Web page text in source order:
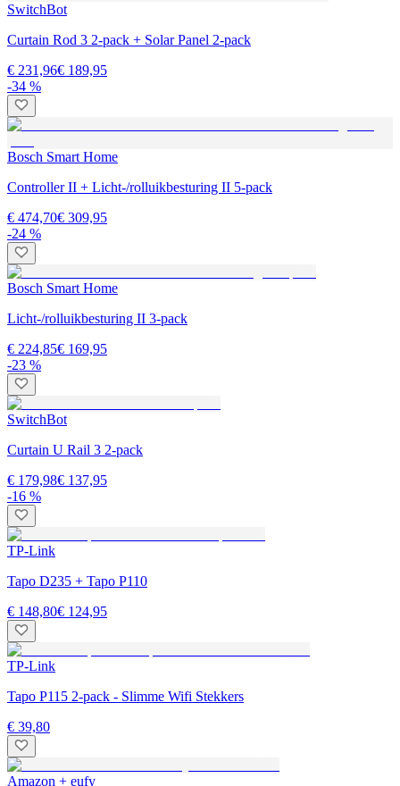
SwitchBot
Curtain Rod 3 2-pack + Solar Panel 2-pack
€ 231,96€ 189,95
-34 %
Bosch Smart Home
Controller II + Licht-/rolluikbesturing II 5-pack
€ 474,70€ 309,95
-24 %
Bosch Smart Home
Licht-/rolluikbesturing II 3-pack
€ 224,85€ 169,95
-23 %
SwitchBot
Curtain U Rail 3 2-pack
€ 179,98€ 137,95
-16 %
TP-Link
Tapo D235 + Tapo P110
€ 148,80€ 124,95
TP-Link
Tapo P115 2-pack - Slimme Wifi Stekkers
€ 39,80
Amazon + eufy